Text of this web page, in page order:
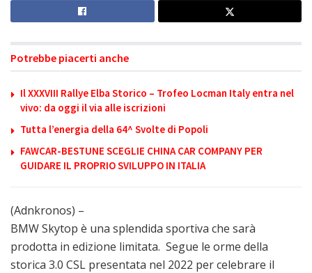
Potrebbe piacerti anche
Il XXXVIII Rallye Elba Storico – Trofeo Locman Italy entra nel
vivo: da oggi il via alle iscrizioni
Tutta l’energia della 64^ Svolte di Popoli
FAWCAR-BESTUNE SCEGLIE CHINA CAR COMPANY PER
GUIDARE IL PROPRIO SVILUPPO IN ITALIA
(Adnkronos) –
BMW Skytop è una splendida sportiva che sarà
prodotta in edizione limitata. Segue le orme della
storica 3.0 CSL presentata nel 2022 per celebrare il